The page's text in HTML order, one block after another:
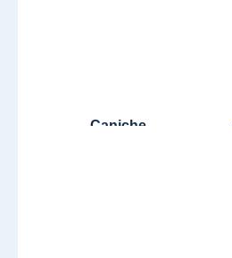
Caniche